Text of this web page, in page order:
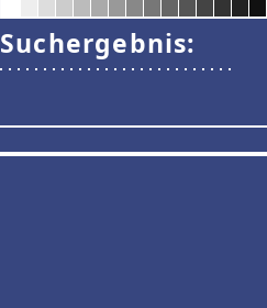
Suchergebnis: